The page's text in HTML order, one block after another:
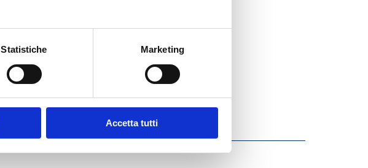
Statistiche Marketing
Accetta tutti